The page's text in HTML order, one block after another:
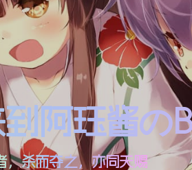
阿珏酱の
，杀而夺之，亦同天赐